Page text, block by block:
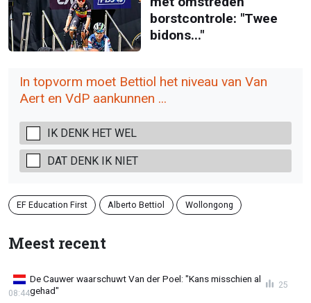
borstcontrole: "Twee
bidons..."
In topvorm moet Bettiol het niveau van Van
Aert en VdP aankunnen ...
IK DENK HET WEL
DAT DENK IK NIET
EF Education First Alberto Bettiol Wollongong
Meest recent
De Cauwer waarschuwt Van der Poel: "Kans misschien al
gehad"
08:44
25